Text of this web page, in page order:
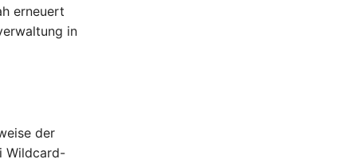
erneuert
in
der
Wildcard-